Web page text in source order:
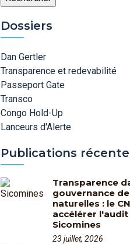
Dossiers
Dan Gertler
Transparence et redevabilité
Passeport Gate
Transco
Congo Hold-Up
Lanceurs d'Alerte
Publications
Transparence
gouvernance
naturelles : le
accélérer
Sicomines
23 juillet, 2026